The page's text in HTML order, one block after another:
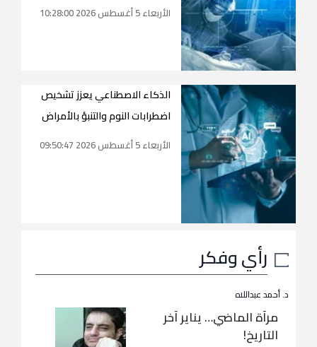
الأربعاء 5 أغسطس 2026 10:28:00
الذكاء الاصطناعي يعزز تشخيص
اضطرابات النوم والتنبؤ بالأمراض
الأربعاء 5 أغسطس 2026 09:50:47
رأي وفكر
د. أحمد عبداللاه
مرآة الماضي… يناير آخر
التاريخ!